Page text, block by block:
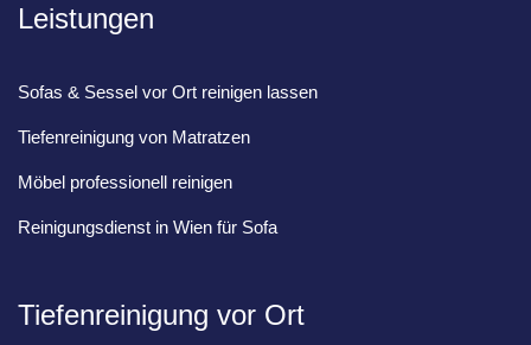
Leistungen
Sofas & Sessel vor Ort reinigen lassen
Tiefenreinigung von Matratzen
Möbel professionell reinigen
Reinigungsdienst in Wien für Sofa
Tiefenreinigung vor Ort